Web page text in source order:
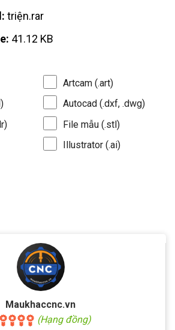
triện.rar
41.12 KB
Artcam (.art)
Autocad (.dxf, .dwg)
File mẫu (.stl)
Illustrator (.ai)
Maukhaccnc.vn
(Hạng đồng)